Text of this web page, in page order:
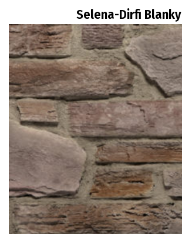
Selena-Dirfi Blanky
Διαβάστε περισσότερα